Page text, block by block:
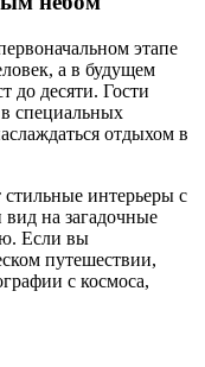
этапе
а в будущем
до десяти. Гости
специальных
отдыхом в
интерьеры с
на загадочные
Если вы
путешествии,
с космоса,